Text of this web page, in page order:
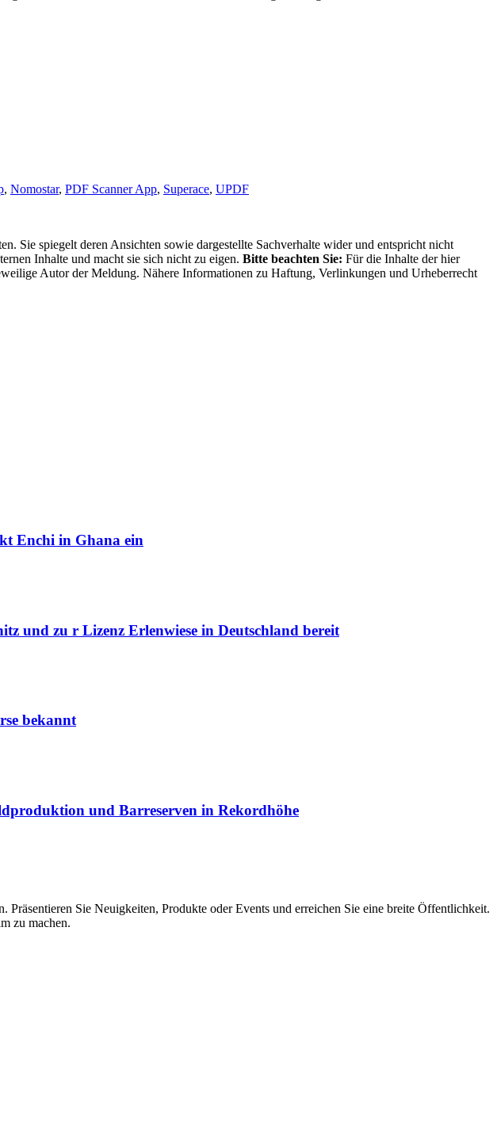
, Nomostar, PDF Scanner App, Superace, UPDF
Sie spiegelt deren Ansichten sowie dargestellte Sachverhalte wider und entspricht nicht
Inhalte und macht sie sich nicht zu eigen. Bitte beachten Sie: Für die Inhalte der hier
Autor der Meldung. Nähere Informationen zu Haftung, Verlinkungen und Urheberrecht
Enchi in Ghana ein
und zu r Lizenz Erlenwiese in Deutschland bereit
bekannt
und Barreserven in Rekordhöhe
Sie Neuigkeiten, Produkte oder Events und erreichen Sie eine breite Öffentlichkeit.
zu machen.